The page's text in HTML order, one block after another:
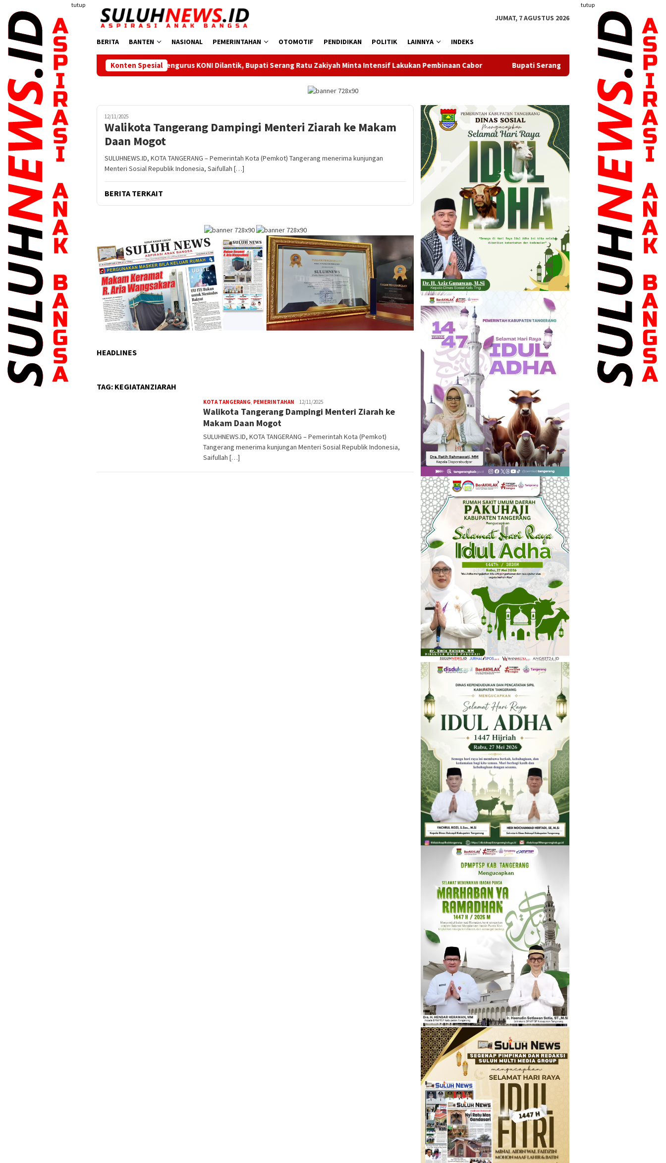
konten
tutup tutup
JUMAT, 7 AGUSTUS 2026
BERITA BANTEN NASIONAL PEMERINTAHAN OTOMOTIF PENDIDIKAN POLITIK LAINNYA INDEKS
Konten Spesial
Pengurus KONI Dilantik, Bupati Serang Ratu Zakiyah Minta Intensif Lakukan Pembinaan Cabor Bupati Serang Lepas 20 Peserta Pendidikan Kaligrafi ke Lemka
12/11/2025
Walikota Tangerang Dampingi Menteri Ziarah ke Makam
Daan Mogot
SULUHNEWS.ID, KOTA TANGERANG – Pemerintah Kota (Pemkot) Tangerang menerima kunjungan
Menteri Sosial Republik Indonesia, Saifullah […]
BERITA TERKAIT
HEADLINES
TAG: KEGIATANZIARAH
KOTA TANGERANG, PEMERINTAHAN W4nt0
12/11/2025
Walikota Tangerang Dampingi Menteri Ziarah ke
Makam Daan Mogot
SULUHNEWS.ID, KOTA TANGERANG – Pemerintah Kota (Pemkot)
Tangerang menerima kunjungan Menteri Sosial Republik Indonesia,
Saifullah […]